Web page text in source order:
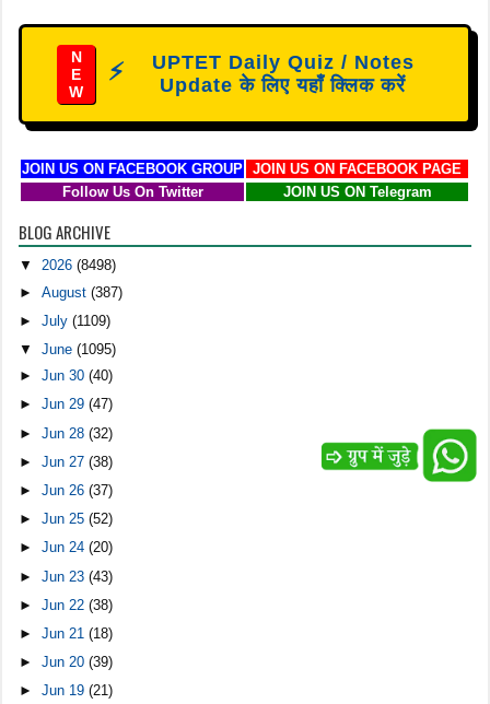
N
E
W
⚡
UPTET Daily Quiz / Notes
Update के लिए यहाँ क्लिक करें
JOIN US ON FACEBOOK GROUP
JOIN US ON FACEBOOK PAGE
Follow Us On Twitter
JOIN US ON Telegram
BLOG ARCHIVE
▼2026(8498)
►August(387)
►July(1109)
▼June(1095)
►Jun 30(40)
►Jun 29(47)
►Jun 28(32)
►Jun 27(38)
►Jun 26(37)
►Jun 25(52)
►Jun 24(20)
►Jun 23(43)
►Jun 22(38)
►Jun 21(18)
►Jun 20(39)
►Jun 19(21)